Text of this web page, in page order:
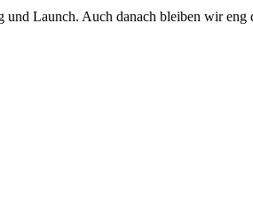
Launch. Auch danach bleiben wir eng